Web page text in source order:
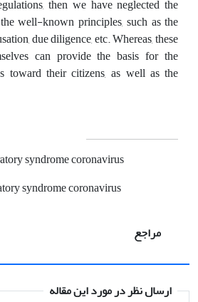
then we have neglected the
well-known principles, such as the
due diligence, etc. Whereas, these
can provide the basis for the
toward their citizens, as well as the
syndrome coronavirus
syndrome coronavirus
مراجع
ارسال نظر در مورد این مقاله